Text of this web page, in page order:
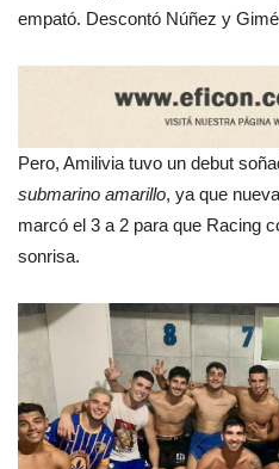
empató. Descontó Núñez y
Pero, Amilivia tuvo un debut
submarino amarillo, ya que
marcó el 3 a 2 para que Racing
sonrisa.